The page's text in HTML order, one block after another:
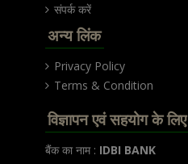
संपर्क करें
अन्य लिंक
Privacy Policy
Terms & Condition
विज्ञापन एवं सहयोग के
बैंक का नाम : IDBI BANK